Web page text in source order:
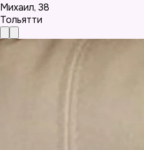
Михаил, 38
Тольятти